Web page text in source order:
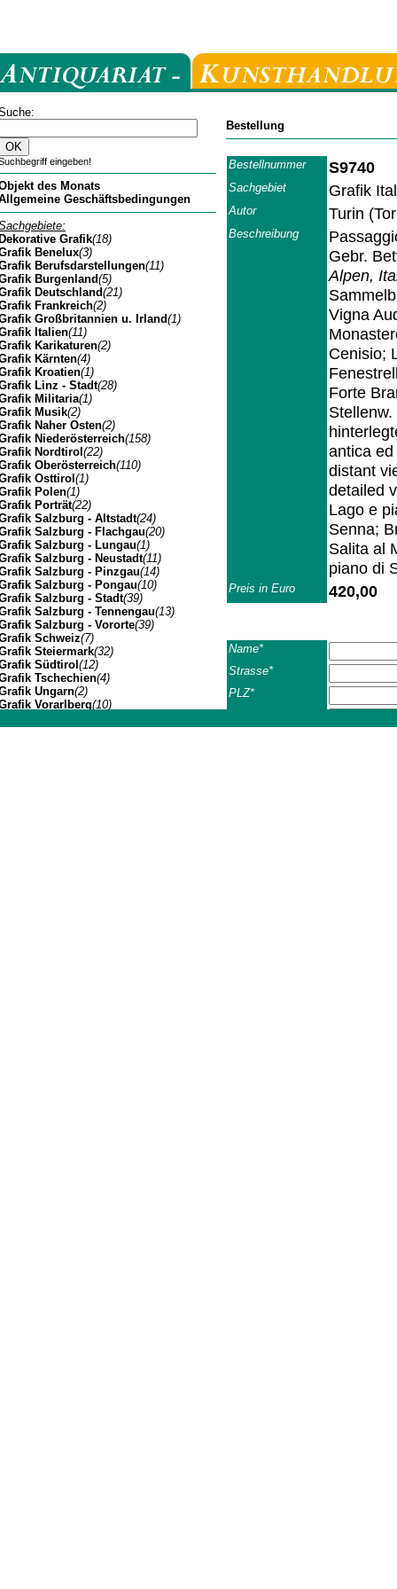
eingeben!
des Monats
Geschäftsbedingungen
Grafik(18)
Benelux(3)
Berufsdarstellungen(11)
Burgenland(5)
Deutschland(21)
Frankreich(2)
Großbritannien u. Irland(1)
Italien(11)
Karikaturen(2)
Kärnten(4)
Kroatien(1)
Linz - Stadt(28)
Militaria(1)
Musik(2)
Naher Osten(2)
Niederösterreich(158)
Nordtirol (22)
Oberösterreich(110)
Osttirol (1)
Polen(1)
Porträt(22)
Salzburg - Altstadt(24)
Salzburg - Flachgau(20)
Salzburg - Lungau(1)
Salzburg - Neustadt(11)
Salzburg - Pinzgau(14)
Salzburg - Pongau(10)
Salzburg - Stadt(39)
Salzburg - Tennengau(13)
Salzburg - Vororte(39)
Schweiz(7)
Steiermark(32)
Südtirol (12)
Tschechien(4)
Ungarn(2)
Vorarlberg(10)
Wien I(3)
Bestellung
Bestellnummer S9740
Sachgebiet Grafik
Autor Turin
Beschreibung
Gebr.
Alpen,
Vigna
Cenisio;
Forte
antica
distant
detailed
Lago e
Senna;
Salita al
piano di
Preis in Euro 420,00
Name*
Strasse*
PLZ*